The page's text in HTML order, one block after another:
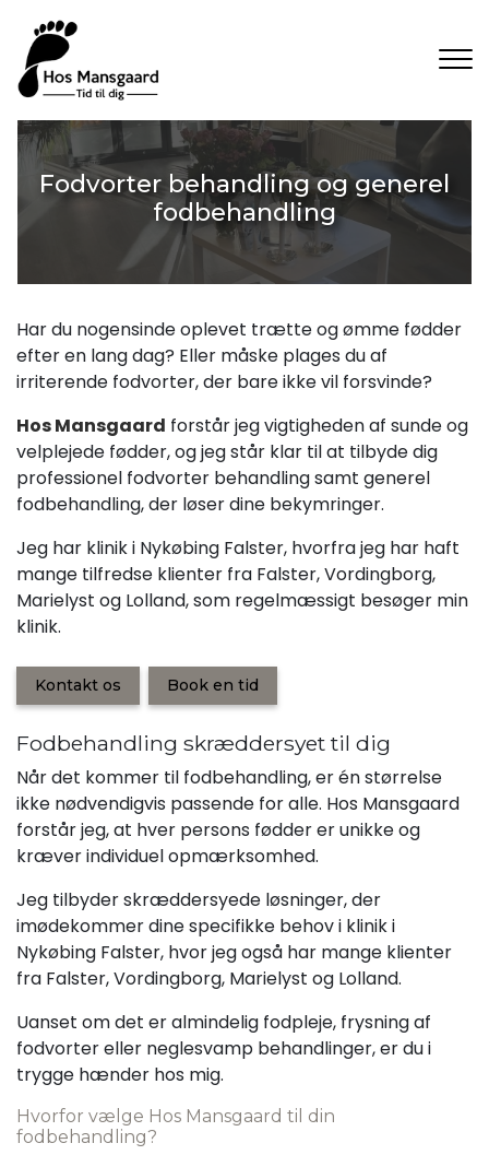
hovedindhold
Fodvorter behandling og generel
fodbehandling
Har du nogensinde oplevet trætte og ømme fødder
efter en lang dag? Eller måske plages du af
irriterende fodvorter, der bare ikke vil forsvinde?
Hos Mansgaard forstår jeg vigtigheden af sunde og
velplejede fødder, og jeg står klar til at tilbyde dig
professionel fodvorter behandling samt generel
fodbehandling, der løser dine bekymringer.
Jeg har klinik i Nykøbing Falster, hvorfra jeg har haft
mange tilfredse klienter fra Falster, Vordingborg,
Marielyst og Lolland, som regelmæssigt besøger min
klinik.
Kontakt os Book en tid
Fodbehandling skræddersyet til dig
Når det kommer til fodbehandling, er én størrelse
ikke nødvendigvis passende for alle. Hos Mansgaard
forstår jeg, at hver persons fødder er unikke og
kræver individuel opmærksomhed.
Jeg tilbyder skræddersyede løsninger, der
imødekommer dine specifikke behov i klinik i
Nykøbing Falster, hvor jeg også har mange klienter
fra Falster, Vordingborg, Marielyst og Lolland.
Uanset om det er almindelig fodpleje, frysning af
fodvorter eller neglesvamp behandlinger, er du i
trygge hænder hos mig.
Hvorfor vælge Hos Mansgaard til din
fodbehandling?